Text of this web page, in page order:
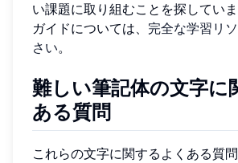
い課題に取り組むことを探してい
ガイドについては、 完全な学習リ
さい。
難しい筆記体の文字に
ある質問
これらの文字に関するよくある質